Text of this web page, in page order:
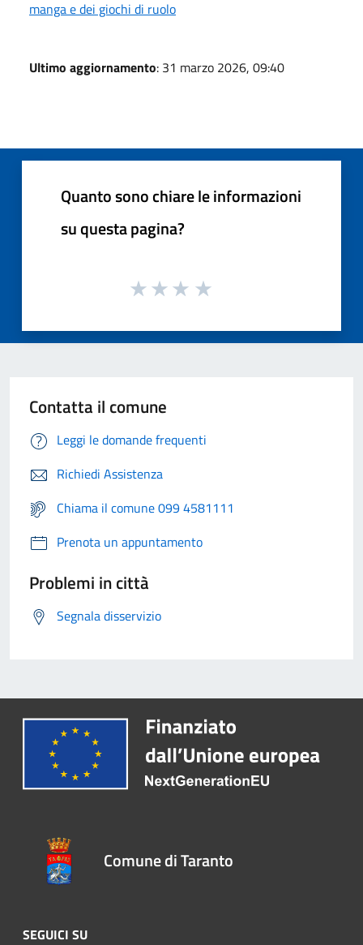
manga e dei giochi di ruolo
Ultimo aggiornamento: 31 marzo 2026, 09:40
Quanto sono chiare le informazioni
su questa pagina?
Contatta il comune
Leggi le domande frequenti
Richiedi Assistenza
Chiama il comune 099 4581111
Prenota un appuntamento
Problemi in città
Segnala disservizio
Comune di Taranto
SEGUICI SU